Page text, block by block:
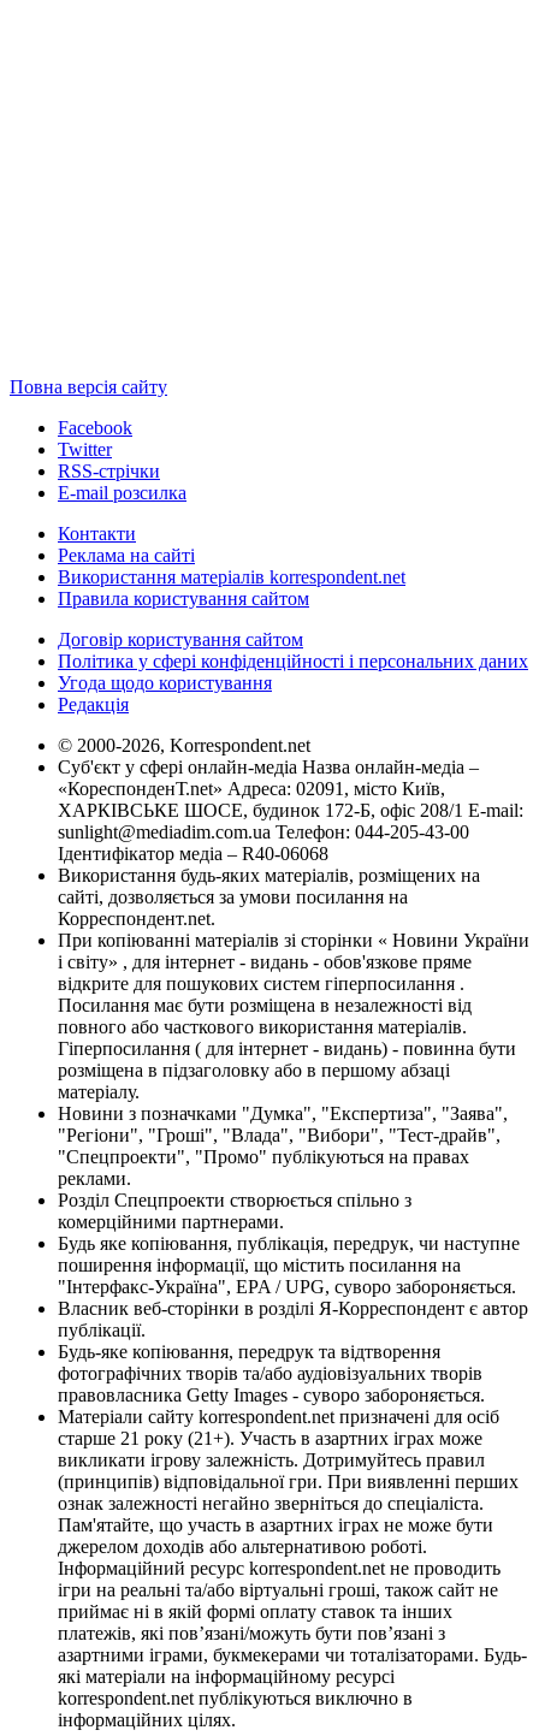
Повна версія сайту
Facebook
Twitter
RSS-стрічки
E-mail розсилка
Контакти
Реклама на сайті
Використання матеріалів korrespondent.net
Правила користування сайтом
Договір користування сайтом
Політика у сфері конфіденційності і персональних даних
Угода щодо користування
Редакція
© 2000-2026, Korrespondent.net
Суб'єкт у сфері онлайн-медіа Назва онлайн-медіа –
«КореспонденТ.net» Адреса: 02091, місто Київ,
ХАРКІВСЬКЕ ШОСЕ, будинок 172-Б, офіс 208/1 E-mail:
sunlight@mediadim.com.ua Телефон: 044-205-43-00
Ідентифікатор медіа – R40-06068
Використання будь-яких матеріалів, розміщених на
сайті, дозволяється за умови посилання на
Корреспондент.net.
При копіюванні матеріалів зі сторінки « Новини України
і світу» , для інтернет - видань - обов'язкове пряме
відкрите для пошукових систем гіперпосилання .
Посилання має бути розміщена в незалежності від
повного або часткового використання матеріалів.
Гіперпосилання ( для інтернет - видань) - повинна бути
розміщена в підзаголовку або в першому абзаці
матеріалу.
Новини з позначками "Думка", "Експертиза", "Заява",
"Регіони", "Гроші", "Влада", "Вибори", "Тест-драйв",
"Спецпроекти", "Промо" публікуються на правах
реклами.
Розділ Спецпроекти створюється спільно з
комерційними партнерами.
Будь яке копіювання, публікація, передрук, чи наступне
поширення інформації, що містить посилання на
"Інтерфакс-Україна", EPA / UPG, суворо забороняється.
Власник веб-сторінки в розділі Я-Корреспондент є автор
публікації.
Будь-яке копіювання, передрук та відтворення
фотографічних творів та/або аудіовізуальних творів
правовласника Getty Images - суворо забороняється.
Матеріали сайту korrespondent.net призначені для осіб
старше 21 року (21+). Участь в азартних іграх може
викликати ігрову залежність. Дотримуйтесь правил
(принципів) відповідальної гри. При виявленні перших
ознак залежності негайно зверніться до спеціаліста.
Пам'ятайте, що участь в азартних іграх не може бути
джерелом доходів або альтернативою роботі.
Інформаційний ресурс korrespondent.net не проводить
ігри на реальні та/або віртуальні гроші, також сайт не
приймає ні в якій формі оплату ставок та інших
платежів, які пов’язані/можуть бути пов’язані з
азартними іграми, букмекерами чи тоталізаторами. Будь-
які матеріали на інформаційному ресурсі
korrespondent.net публікуються виключно в
інформаційних цілях.